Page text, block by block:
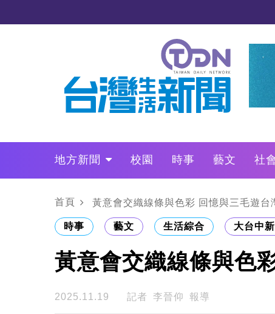
地方新聞 校園 時事 藝文 社
政治
財經 LO叩敲敲門
首頁 黃意會交織線條與色彩 回憶與三毛遊台
時事 藝文 生活綜合 大台中
黃意會交織線條與色
2025.11.19 記者 李晉仰 報導